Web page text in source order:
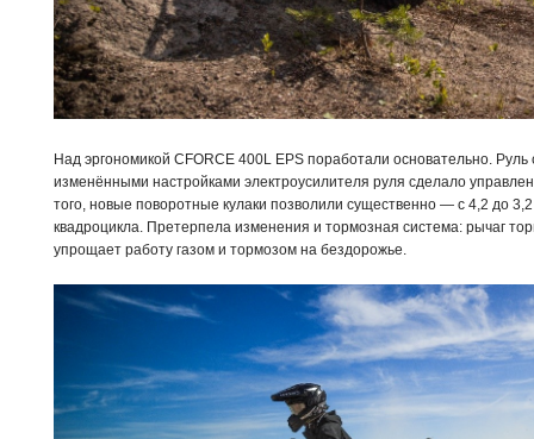
Над эргономикой CFORCE 400L EPS поработали основательно.
изменёнными настройками электроусилителя руля сделало
того, новые поворотные кулаки позволили существенно — с 4,2 до
квадроцикла. Претерпела изменения и тормозная система: рычаг
упрощает работу газом и тормозом на бездорожье.